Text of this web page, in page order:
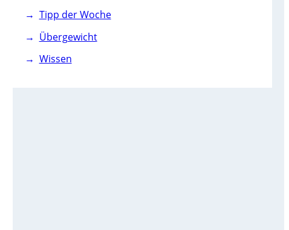
Tipp der Woche
Übergewicht
Wissen